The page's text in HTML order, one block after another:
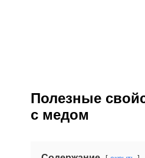
Полезные
с медом